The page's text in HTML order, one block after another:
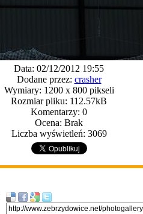
Data: 02/12/2012 19:55
Dodane przez: crasher
Wymiary: 1200 x 800 pikseli
Rozmiar pliku: 112.57kB
Komentarzy: 0
Ocena: Brak
Liczba wyświetleń: 3069